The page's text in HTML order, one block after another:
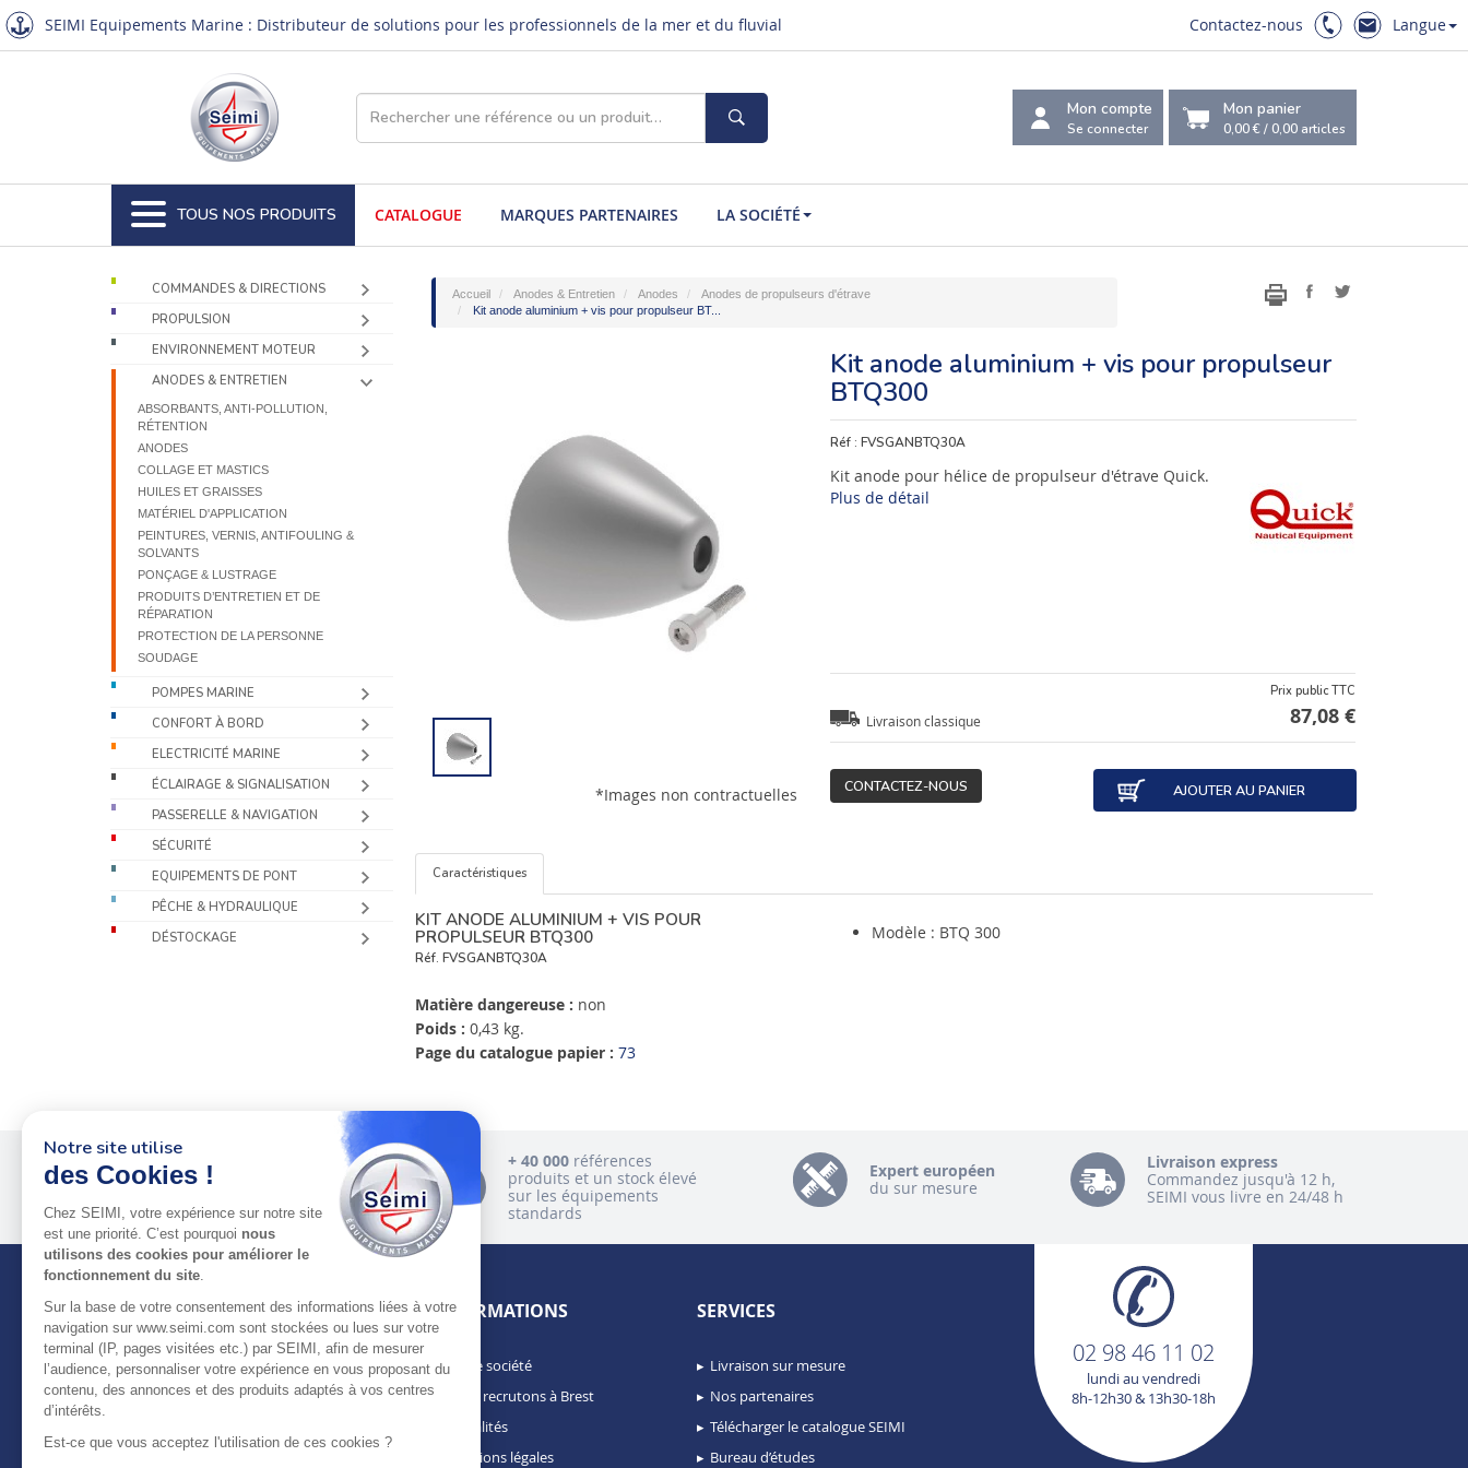
SEIMI Equipements Marine : Distributeur de solutions pour les professionnels de la mer et du fluvial Contactez-nous Langue
Mon compte
Se connecter
Mon panier
0,00 €/0,00 articles
TOUS NOS PRODUITS CATALOGUE MARQUES PARTENAIRES LA SOCIÉTÉ
COMMANDES & DIRECTIONS
PROPULSION
ENVIRONNEMENT MOTEUR
ANODES & ENTRETIEN
ABSORBANTS, ANTI-POLLUTION,
RÉTENTION
ANODES
COLLAGE ET MASTICS
HUILES ET GRAISSES
MATÉRIEL D'APPLICATION
PEINTURES, VERNIS, ANTIFOULING &
SOLVANTS
PONÇAGE & LUSTRAGE
PRODUITS D’ENTRETIEN ET DE
RÉPARATION
PROTECTION DE LA PERSONNE
SOUDAGE
POMPES MARINE
CONFORT À BORD
ELECTRICITÉ MARINE
ÉCLAIRAGE & SIGNALISATION
PASSERELLE & NAVIGATION
SÉCURITÉ
EQUIPEMENTS DE PONT
PÊCHE & HYDRAULIQUE
DÉSTOCKAGE
Accueil Anodes & Entretien Anodes
Anodes de propulseurs d'étrave
Kit anode aluminium + vis pour propulseur BT...
*Images non contractuelles
Kit anode aluminium + vis pour propulseur
BTQ300
Réf :FVSGANBTQ30A
Kit anode pour hélice de propulseur d'étrave Quick.
Plus de détail
Livraison classique
Prix public TTC
87,08 €
CONTACTEZ-NOUS AJOUTER AU PANIER
Caractéristiques
KIT ANODE ALUMINIUM + VIS POUR
PROPULSEUR BTQ300
Réf. FVSGANBTQ30A
Matière dangereuse : non
Poids : 0,43 kg.
Page du catalogue papier : 73
Modèle : BTQ 300
Plus de 50 ans
au service
des pros
+ 40 000 références
produits et un stock élevé
sur les équipements
standards
Expert européen
du sur mesure
Livraison express
Commandez jusqu'à 12 h,
SEIMI vous livre en 24/48 h
À PROPOS DE SEIMI
Depuis plus de 50 ans, nous apportons des
chantiers de construction navale, de refit,
INFORMATIONS
Notre société
Nous recrutons à Brest
Actualités
Mentions légales
SERVICES
Livraison sur mesure
Nos partenaires
Télécharger le catalogue SEIMI
Bureau d’études
02 98 46 11 02
lundi au vendredi
8h-12h30 & 13h30-18h
Notre site utilise
des Cookies !
Chez SEIMI, votre expérience sur notre site
est une priorité. C’est pourquoi nous
utilisons des cookies pour améliorer le
fonctionnement du site.
Sur la base de votre consentement des informations liées à votre
navigation sur www.seimi.com sont stockées ou lues sur votre
terminal (IP, pages visitées etc.) par SEIMI, afin de mesurer
l’audience, personnaliser votre expérience en vous proposant du
contenu, des annonces et des produits adaptés à vos centres
d’intérêts.
Est-ce que vous acceptez l'utilisation de ces cookies ?